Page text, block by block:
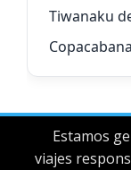
Tiwanaku
Estamos
viajes